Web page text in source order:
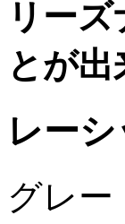
リー
とが出
レー
グレ